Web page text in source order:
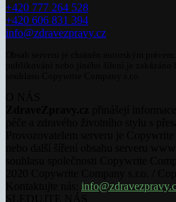
+420 777 264 528
+420 606 831 394
info@zdravezpravy.cz